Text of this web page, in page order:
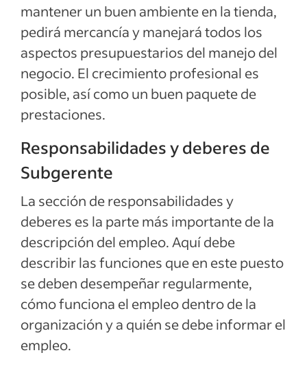
mantener un buen ambiente en la tienda,
pedirá mercancía y manejará todos los
aspectos presupuestarios del manejo del
negocio. El crecimiento profesional es
posible, así como un buen paquete de
prestaciones.
Responsabilidades y deberes de
Subgerente
La sección de responsabilidades y
deberes es la parte más importante de la
descripción del empleo. Aquí debe
describir las funciones que en este puesto
se deben desempeñar regularmente,
cómo funciona el empleo dentro de la
organización y a quién se debe informar el
empleo.